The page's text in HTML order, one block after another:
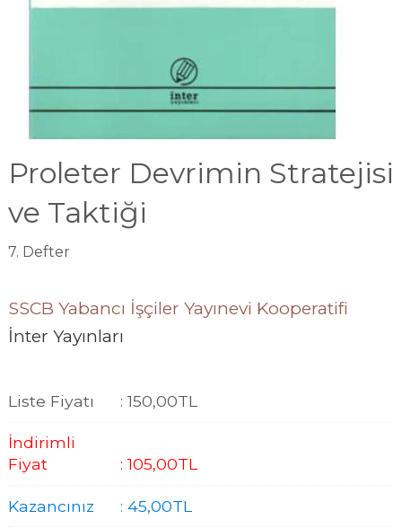
Proleter Devrimin Stratejisi
ve Taktiği
7. Defter
SSCB Yabancı İşçiler Yayınevi Kooperatifi
İnter Yayınları
Liste Fiyatı : 150,00TL
İndirimli
Fiyat
:105,00TL
Kazancınız : 45,00TL